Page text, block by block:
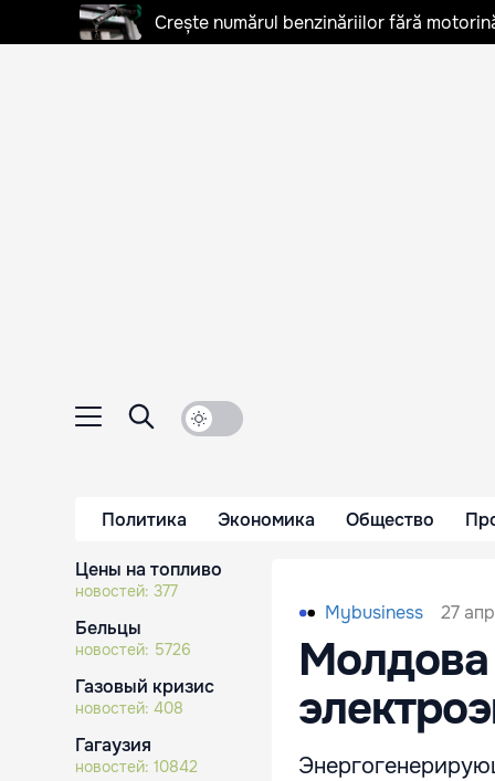
Crește numărul benzinăriilor fără
Политика Экономика Общество
Цены на топливо
новостей: 377
Бельцы
новостей: 5726
Газовый кризис
новостей: 408
Гагаузия
новостей: 10842
Mybusiness 27
Молдова